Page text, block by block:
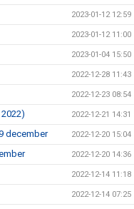
2023-01-12 12:59
2023-01-12 11:00
2023-01-04 15:50
2022-12-28 11:43
2022-12-23 08:54
2022-12-21 14:31
december 2022-12-20 15:04
2022-12-20 14:36
2022-12-14 11:18
2022-12-14 07:25